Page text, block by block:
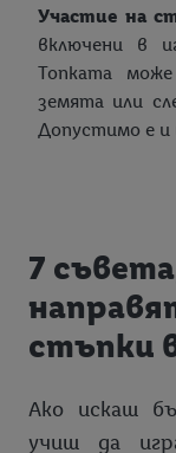
Участие на
включени в
Топката
земята или
Допустимо е и
7
стъпки
Ако искаш
учиш да